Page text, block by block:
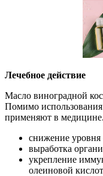
Лечебное действие
Масло виноградной
Помимо
применяют в
снижение уровня
выработка
укрепление
олеиновой